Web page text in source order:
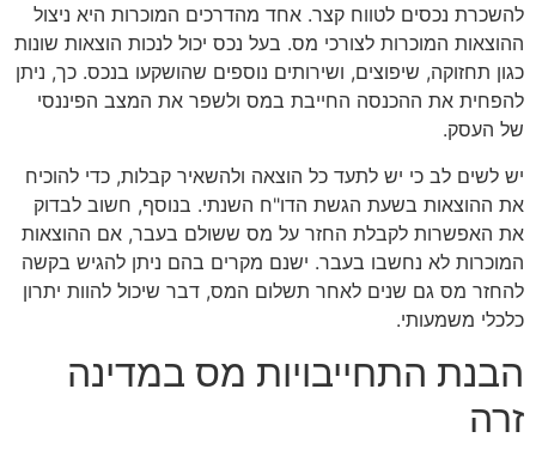
להשכרת נכסים לטווח קצר. אחד מהדרכים המוכרות היא ניצול
ההוצאות המוכרות לצורכי מס. בעל נכס יכול לנכות הוצאות שונות
כגון תחזוקה, שיפוצים, ושירותים נוספים שהושקעו בנכס. כך, ניתן
להפחית את ההכנסה החייבת במס ולשפר את המצב הפיננסי
של העסק.
יש לשים לב כי יש לתעד כל הוצאה ולהשאיר קבלות, כדי להוכיח
את ההוצאות בשעת הגשת הדו"ח השנתי. בנוסף, חשוב לבדוק
את האפשרות לקבלת החזר על מס ששולם בעבר, אם ההוצאות
המוכרות לא נחשבו בעבר. ישנם מקרים בהם ניתן להגיש בקשה
להחזר מס גם שנים לאחר תשלום המס, דבר שיכול להוות יתרון
כלכלי משמעותי.
הבנת התחייבויות מס במדינה
זרה